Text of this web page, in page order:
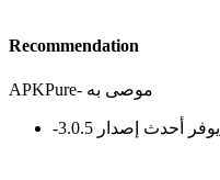
Recommendation
APKPure- موصى به
- يوفر أحدث إصدار 3.0.5